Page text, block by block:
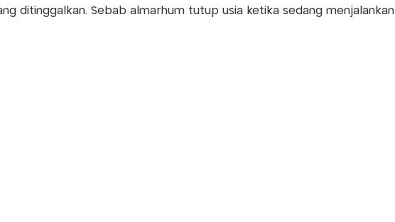
ditinggalkan. Sebab almarhum tutup usia ketika sedang menjalankan